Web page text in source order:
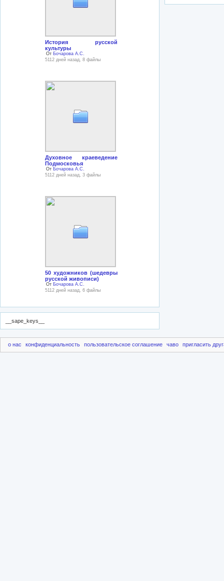
История русской
культуры
От Бочарова А.С.
5112 дней назад, 8 файлы
Духовное краеведение
Подмосковья
От Бочарова А.С.
5112 дней назад, 3 файлы
50 художников (шедевры
русской живописи)
От Бочарова А.С.
5112 дней назад, 6 файлы
__sape_keys__
о нас конфиденциальность пользовательское соглашение чаво пригласить